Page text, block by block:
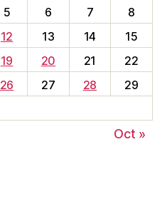
5 6 7
8
12 13 14
15
19 20 21
22
26 27 28
29
Oct »